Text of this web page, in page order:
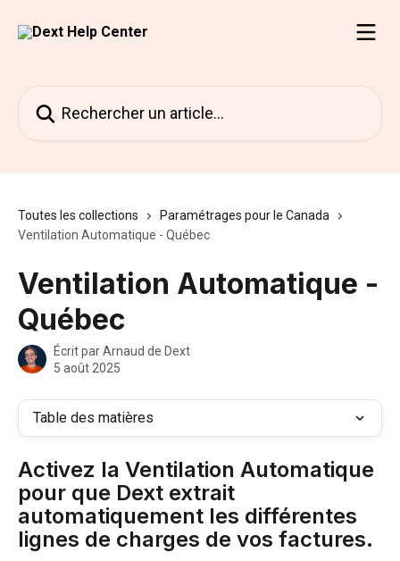
Toutes les collections
Paramétrages pour le Canada
Ventilation Automatique - Québec
Ventilation Automatique -
Québec
Écrit parArnaud de Dext
5 août 2025
Table des matières
Activez la Ventilation Automatique
pour que Dext extrait
automatiquement les différentes
lignes de charges de vos factures.